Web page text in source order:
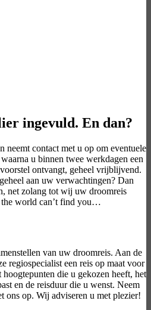
ingevuld. En dan?
neemt contact met u op om eventuele
u binnen twee werkdagen een
ontvangt, geheel vrijblijvend.
aan uw verwachtingen? Dan
net zolang tot wij uw droomreis
the world can’t find you…
van uw droomreis. Aan de
regiospecialist een reis op maat voor
die u gekozen heeft, het
en de reisduur die u wenst. Neem
ons op. Wij adviseren u met plezier!